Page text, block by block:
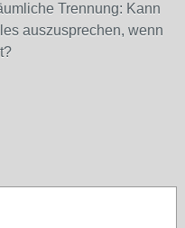
Trennung: Kann
auszusprechen, wenn